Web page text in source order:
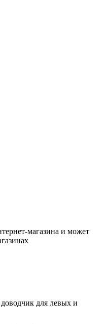
магазина и может
для левых и